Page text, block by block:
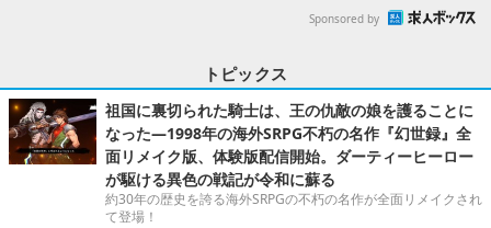
Sponsored by
トピックス
祖国に裏切られた騎士は、王の仇敵の娘を護ることに
なった―1998年の海外SRPG不朽の名作『幻世録』全
面リメイク版、体験版配信開始。ダーティーヒーロー
が駆ける異色の戦記が令和に蘇る
約30年の歴史を誇る海外SRPGの不朽の名作が全面リメイクされ
て登場！